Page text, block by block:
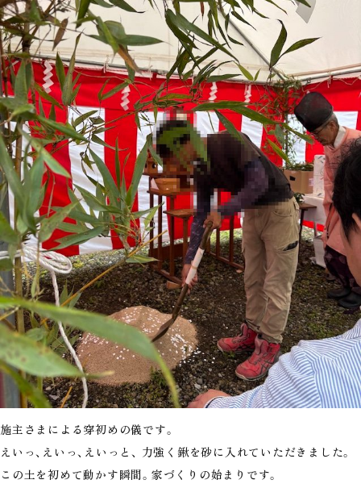
施主さまによる穿初めの儀です。
えいっ、えいっ、えいっと、 力強く鍬を砂に入れていただきました。
この土を初めて動かす瞬間。家づくりの始まりです。